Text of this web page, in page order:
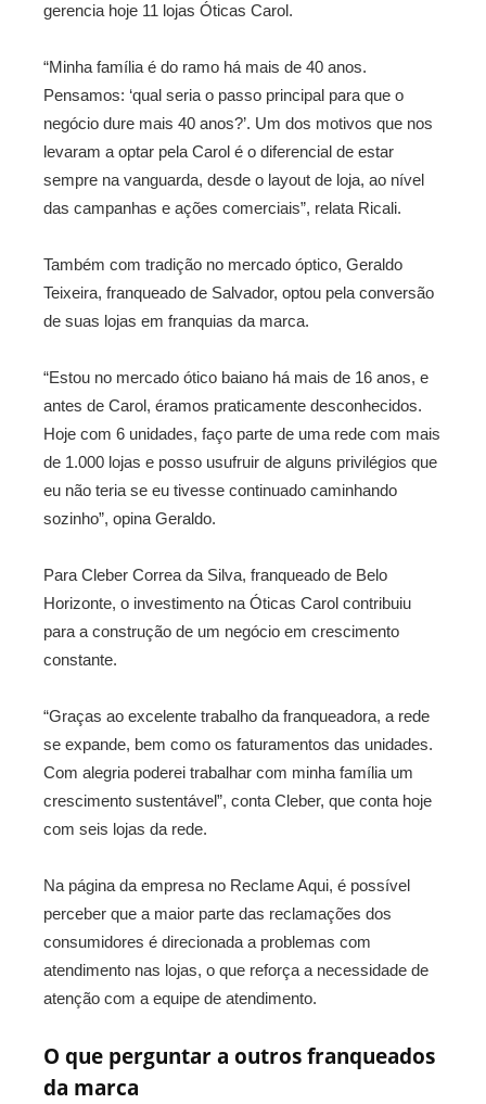
gerencia hoje 11 lojas Óticas Carol.
“Minha família é do ramo há mais de 40 anos.
Pensamos: ‘qual seria o passo principal para que o
negócio dure mais 40 anos?’. Um dos motivos que nos
levaram a optar pela Carol é o diferencial de estar
sempre na vanguarda, desde o layout de loja, ao nível
das campanhas e ações comerciais”, relata Ricali.
Também com tradição no mercado óptico, Geraldo
Teixeira, franqueado de Salvador, optou pela conversão
de suas lojas em franquias da marca.
“Estou no mercado ótico baiano há mais de 16 anos, e
antes de Carol, éramos praticamente desconhecidos.
Hoje com 6 unidades, faço parte de uma rede com mais
de 1.000 lojas e posso usufruir de alguns privilégios que
eu não teria se eu tivesse continuado caminhando
sozinho”, opina Geraldo.
Para Cleber Correa da Silva, franqueado de Belo
Horizonte, o investimento na Óticas Carol contribuiu
para a construção de um negócio em crescimento
constante.
“Graças ao excelente trabalho da franqueadora, a rede
se expande, bem como os faturamentos das unidades.
Com alegria poderei trabalhar com minha família um
crescimento sustentável”, conta Cleber, que conta hoje
com seis lojas da rede.
Na página da empresa no Reclame Aqui, é possível
perceber que a maior parte das reclamações dos
consumidores é direcionada a problemas com
atendimento nas lojas, o que reforça a necessidade de
atenção com a equipe de atendimento.
O que perguntar a outros franqueados
da marca